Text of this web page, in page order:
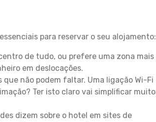
para reservar o seu alojamento:
de tudo, ou prefere uma zona mais
em deslocações.
não podem faltar. Uma ligação Wi-Fi
Ter isto claro vai simplificar muito
dizem sobre o hotel em sites de